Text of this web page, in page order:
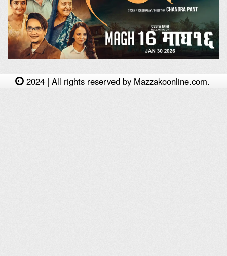
2024 | All rights reserved by Mazzakoonline.com.